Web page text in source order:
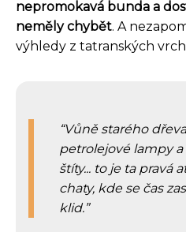
nepromokavá bunda a
neměly chybět. A
výhledy z tatranských
Vůně starého
petrolejové lampy
štíty... to je ta pravá
chaty, kde se čas
klid.